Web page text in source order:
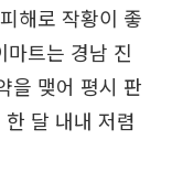
해로 작황이 좋
트는 경남 진
을 맺어 평시 판
달 내내 저렴